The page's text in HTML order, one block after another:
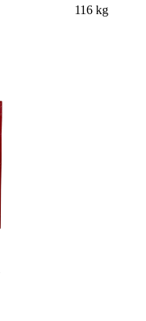
116 kg